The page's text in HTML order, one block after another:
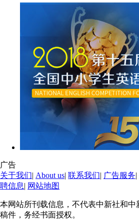
广告
关于我们| About us| 联系我们| 广告服务|
聘信息| 网站地图
本网站所刊载信息，不代表中新社和
稿件，务经书面授权。